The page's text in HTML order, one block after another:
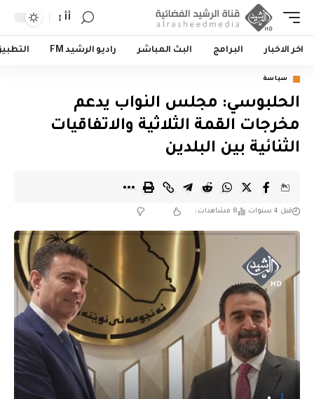
أأ
اخر الاخبار البرامج البث المباشر راديو الرشيد FM
سياسة
الحلبوسي: مجلس النواب يدعم
مخرجات القمة الثلاثية والاتفاقيات
الثنائية بين البلدين
قبل 4 سنوات 8 مشاهدات